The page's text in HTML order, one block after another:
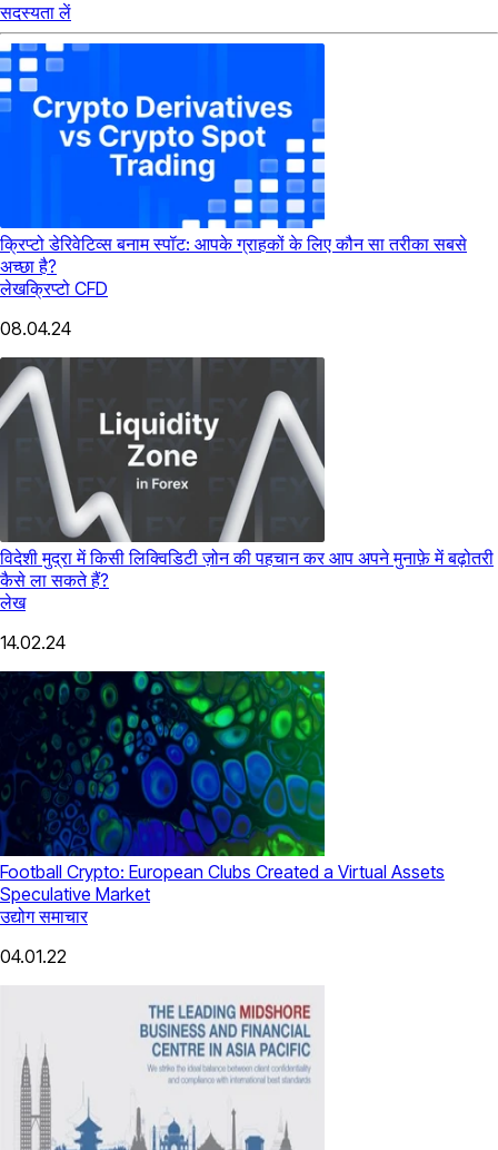
सदस्यता लें
क्रिप्टो डेरिवेटिव्स बनाम स्पॉट: आपके ग्राहकों के लिए कौन सा तरीका सबसे
अच्छा है?
लेखक्रिप्टो CFD
08.04.24
विदेशी मुद्रा में किसी लिक्विडिटी ज़ोन की पहचान कर आप अपने मुनाफ़े में बढ़ोतरी
कैसे ला सकते हैं?
लेख
14.02.24
Football Crypto: European Clubs Created a Virtual Assets
Speculative Market
उद्योग समाचार
04.01.22